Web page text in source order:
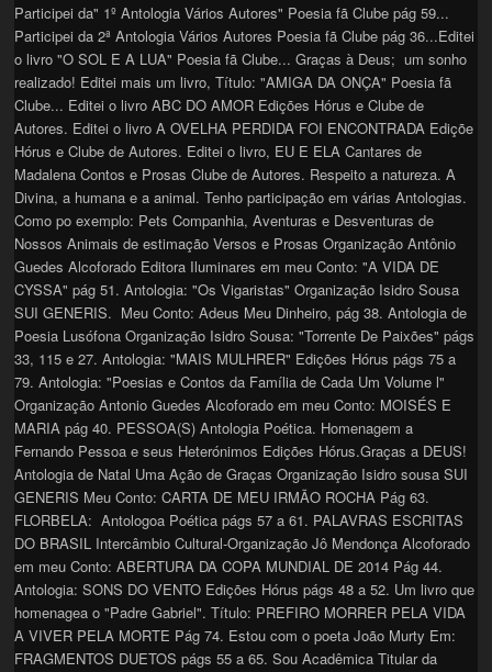
Participei da" 1º Antologia Vários Autores" Poesia fã Clube pág 59...
Participei da 2ª Antologia Vários Autores Poesia fã Clube pág 36...Editei
o livro "O SOL E A LUA" Poesia fã Clube... Graças à Deus; um sonho
realizado! Editei mais um livro, Título: "AMIGA DA ONÇA" Poesia fã
Clube... Editei o livro ABC DO AMOR Edições Hórus e Clube de
Autores. Editei o livro A OVELHA PERDIDA FOI ENCONTRADA Ediçõe
Hórus e Clube de Autores. Editei o livro, EU E ELA Cantares de
Madalena Contos e Prosas Clube de Autores. Respeito a natureza. A
Divina, a humana e a animal. Tenho participação em várias Antologias.
Como po exemplo: Pets Companhia, Aventuras e Desventuras de
Nossos Animais de estimação Versos e Prosas Organização Antônio
Guedes Alcoforado Editora Iluminares em meu Conto: "A VIDA DE
CYSSA" pág 51. Antologia: "Os Vigaristas" Organização Isidro Sousa
SUI GENERIS. Meu Conto: Adeus Meu Dinheiro, pág 38. Antologia de
Poesia Lusófona Organização Isidro Sousa: "Torrente De Paixões" págs
33, 115 e 27. Antologia: "MAIS MULHRER" Edições Hórus págs 75 a
79. Antologia: "Poesias e Contos da Família de Cada Um Volume l"
Organização Antonio Guedes Alcoforado em meu Conto: MOISÉS E
MARIA pág 40. PESSOA(S) Antologia Poética. Homenagem a
Fernando Pessoa e seus Heterónimos Edições Hórus.Graças a DEUS!
Antologia de Natal Uma Ação de Graças Organização Isidro sousa SUI
GENERIS Meu Conto: CARTA DE MEU IRMÃO ROCHA Pág 63.
FLORBELA: Antologoa Poética págs 57 a 61. PALAVRAS ESCRITAS
DO BRASIL Intercâmbio Cultural-Organização Jô Mendonça Alcoforado
em meu Conto: ABERTURA DA COPA MUNDIAL DE 2014 Pág 44.
Antologia: SONS DO VENTO Edições Hórus págs 48 a 52. Um livro que
homenagea o "Padre Gabriel". Título: PREFIRO MORRER PELA VIDA
A VIVER PELA MORTE Pág 74. Estou com o poeta João Murty Em:
FRAGMENTOS DUETOS págs 55 a 65. Sou Acadêmica Titular da